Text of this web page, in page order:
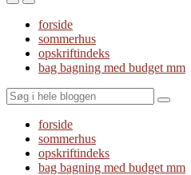
Toggle
mobile
menu
Toggle
the
search
field
forside
sommerhus
opskriftindeks
bag bagning med budget mm
Search
forside
sommerhus
opskriftindeks
bag bagning med budget mm